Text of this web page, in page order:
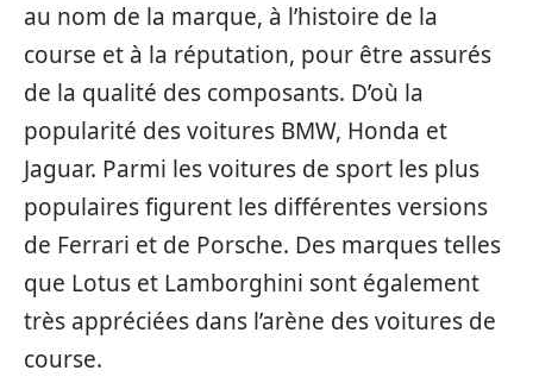
au nom de la marque, à l’histoire de la
course et à la réputation, pour être assurés
de la qualité des composants. D’où la
popularité des voitures BMW, Honda et
Jaguar. Parmi les voitures de sport les plus
populaires figurent les différentes versions
de Ferrari et de Porsche. Des marques telles
que Lotus et Lamborghini sont également
très appréciées dans l’arène des voitures de
course.